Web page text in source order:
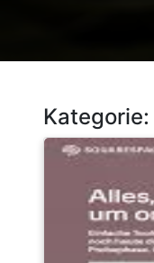
Kategorie: